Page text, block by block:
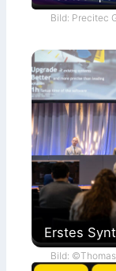
Bild: Precitec
Erstes
Bild: